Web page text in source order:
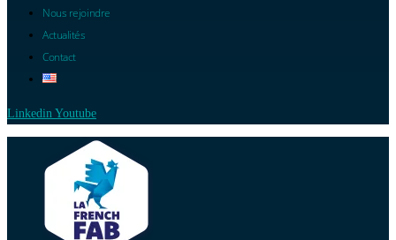
Nous rejoindre
Actualités
Contact
Linkedin Youtube